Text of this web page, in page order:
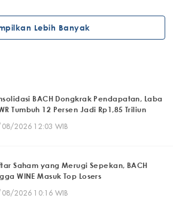
Lebih Banyak
BACH Dongkrak Pendapatan, Laba
Tumbuh 12 Persen Jadi Rp1,85 Triliun
2026 12:03 WIB
Saham yang Merugi Sepekan, BACH
WINE Masuk Top Losers
2026 10:16 WIB